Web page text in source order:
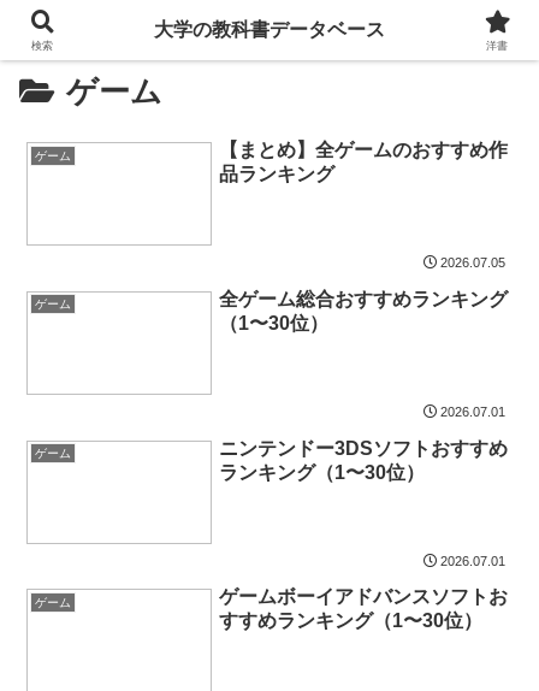
ゲーム
ゲーム
【まとめ】全ゲームのおすすめ作
品ランキング
2026.07.05
ゲーム
全ゲーム総合おすすめランキング
（1〜30位）
2026.07.01
ゲーム
ニンテンドー3DSソフトおすすめ
ランキング（1〜30位）
2026.07.01
ゲーム
ゲームボーイアドバンスソフトお
すすめランキング（1〜30位）
検索
大学の教科書データベース
洋書